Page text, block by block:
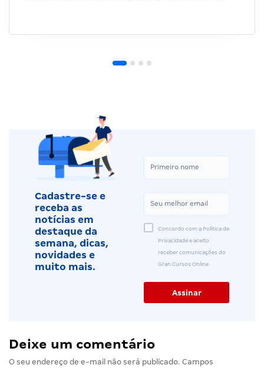
Cadastre-se e
receba as
notícias em
destaque da
semana, dicas,
novidades e
muito mais.
Concordo com a Política de
Privacidade e aceito
receber comunicações do
Gran Cursos Online.
Deixe um comentário
O seu endereço de e-mail não será publicado. Campos